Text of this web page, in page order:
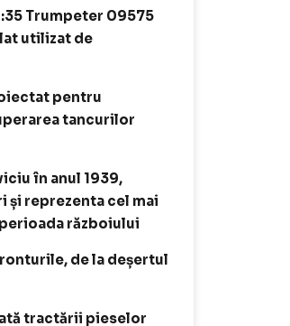
Trumpeter 09575
utilizat de
pentru
tancurilor
în anul 1939,
și reprezenta cel mai
războiului
de la deșertul
tractării pieselor